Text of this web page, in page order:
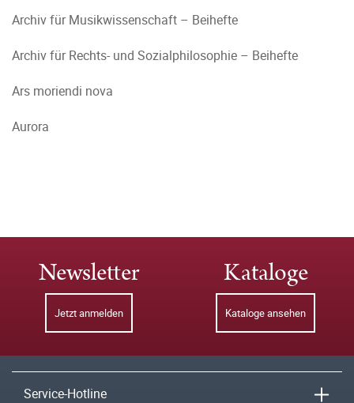
Archiv für Musikwissenschaft – Beihefte
Archiv für Rechts- und Sozialphilosophie – Beihefte
Ars moriendi nova
Aurora
Newsletter
Jetzt anmelden
Kataloge
Kataloge ansehen
Service-Hotline